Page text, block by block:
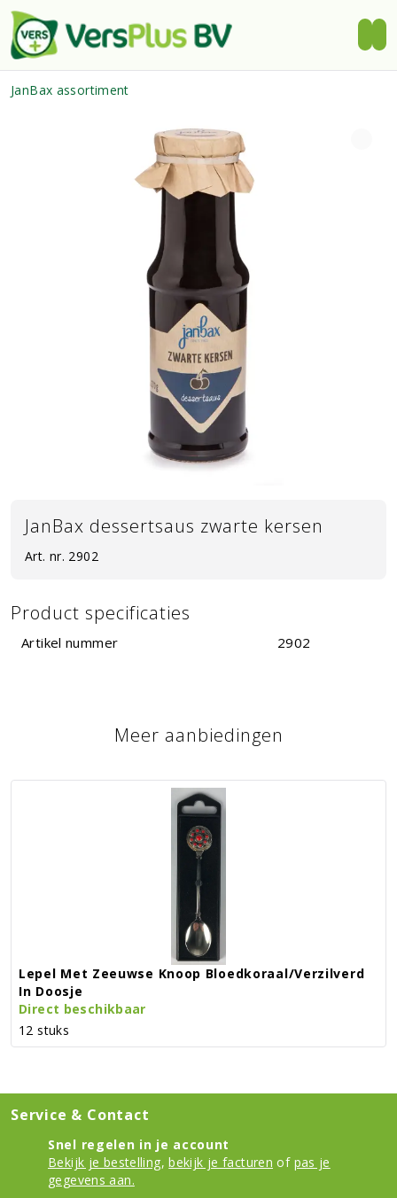
JanBax assortiment
JanBax dessertsaus zwarte kersen
Art. nr. 2902
Product specificaties
Artikel nummer 2902
Meer aanbiedingen
Lepel Met Zeeuwse Knoop Bloedkoraal/verzilverd
In Doosje
Direct beschikbaar
12 stuks
Service & Contact
Snel regelen in je account
Bekijk je bestelling, bekijk je facturen of pas je
gegevens aan.